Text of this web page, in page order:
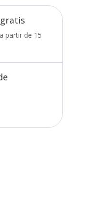
partir de 15